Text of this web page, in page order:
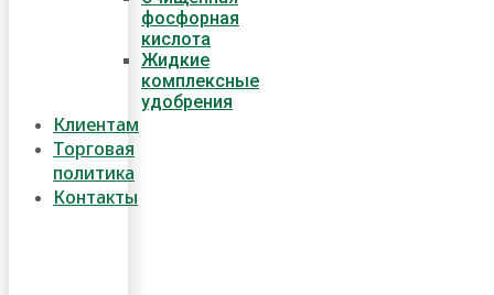
фосфорная
кислота
Жидкие
комплексные
удобрения
Клиентам
Торговая
политика
Контакты